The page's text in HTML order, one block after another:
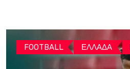
FOOTBALL ΕΛΛΑΔΑ